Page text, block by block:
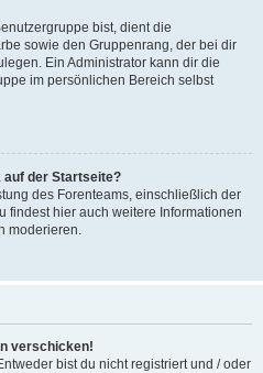
bist, dient die
sowie den Gruppenrang, der bei dir
Ein Administrator kann dir die
im persönlichen Bereich selbst
auf der Startseite?
des Forenteams, einschließlich der
findest hier auch weitere Informationen
moderieren.
verschicken!
bist du nicht registriert und / oder